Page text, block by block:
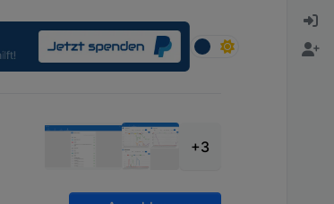
+3